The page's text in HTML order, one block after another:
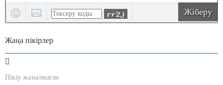
Жіберу
Жаңа пікірлер
Пікір жазылмаған